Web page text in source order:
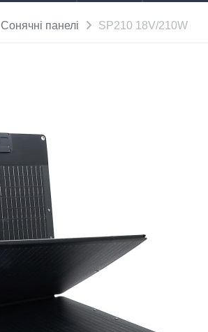
Сонячні панелі SP210 18V/210W